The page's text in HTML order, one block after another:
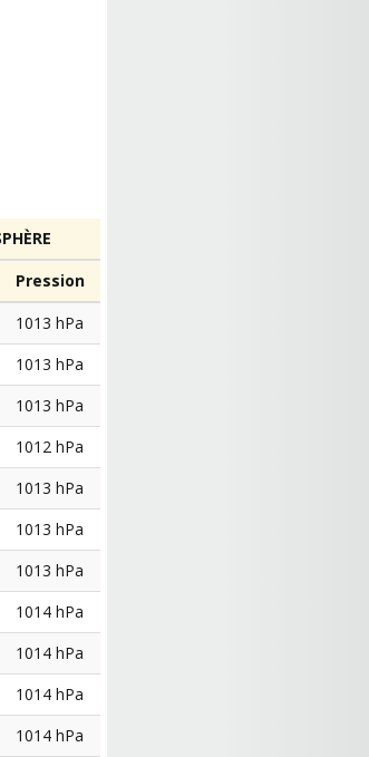
Pression
1013 hPa
1013 hPa
1013 hPa
1012 hPa
1013 hPa
1013 hPa
1013 hPa
1014 hPa
1014 hPa
1014 hPa
1014 hPa